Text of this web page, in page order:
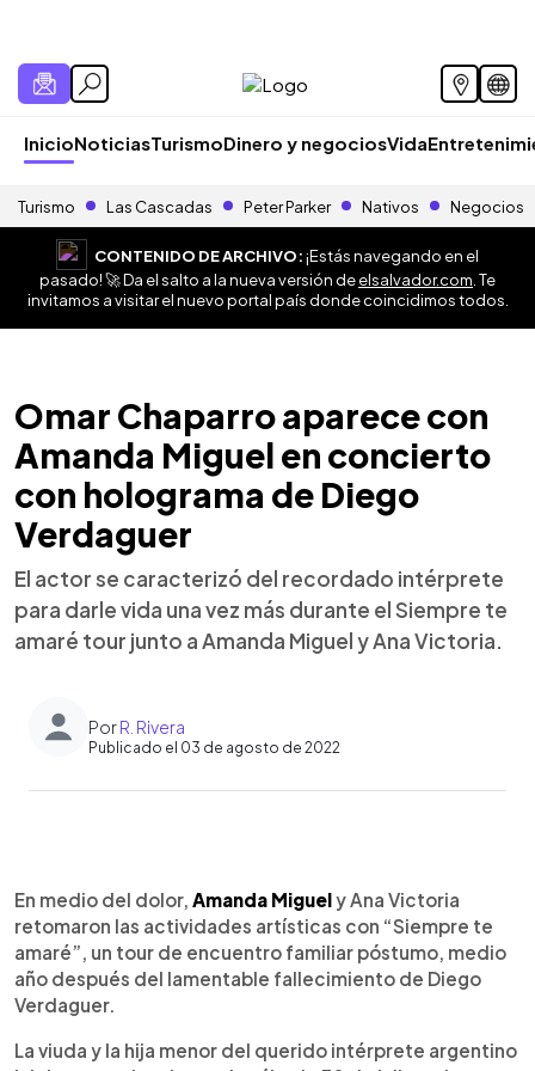
InicioNoticiasTurismoDinero y negociosVida
Turismo Las Cascadas Peter Parker Nativos Negocios
CONTENIDO DE ARCHIVO:¡Estás navegando en el
pasado! 🚀 Da el salto a la nueva versión deelsalvador.com . Te
invitamos a visitar el nuevo portal país donde coincidimos todos.
Omar Chaparro aparece con
Amanda Miguel en concierto
con holograma de Diego
Verdaguer
El actor se caracterizó del recordado intérprete
para darle vida una vez más durante el Siempre te
amaré tour junto a Amanda Miguel y Ana Victoria.
PorR. Rivera
Publicado el 03 de agosto de 2022
► Escuchar artículo
En medio del dolor, Amanda Miguely Ana Victoria
retomaron las actividades artísticas con “Siempre te
amaré”, un tour de encuentro familiar póstumo, medio
año después del lamentable fallecimiento de Diego
Verdaguer.
La viuda y la hija menor del querido intérprete argentino